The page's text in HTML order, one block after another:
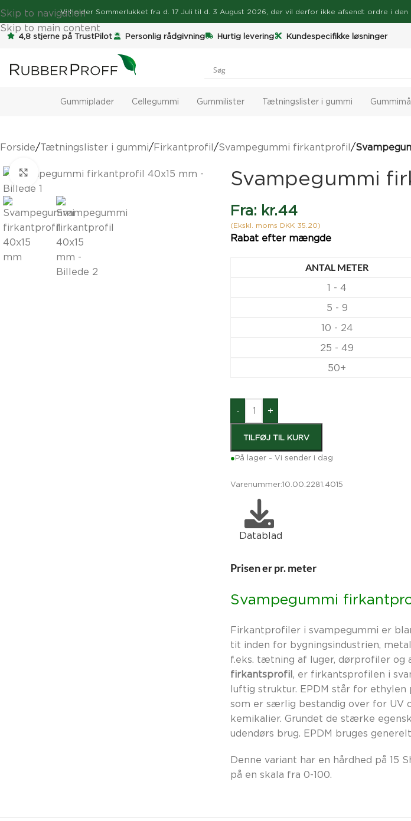
Skip to navigation
Skip to main content
Vi holderSommerlukket fra d. 17 Juli til d. 3 August 2026, der vil derfor ikke afsendt ordre i
4,8 stjerne på TrustPilot Personlig rådgivning Hurtig levering Kundespecifikke løsninger
Gummiplader Cellegummi Gummilister Tætningslister i gummi
Forside/Tætningslister i gummi/Firkantprofil/Svampegummi firkantprofil/
Klik for at forstørre Svampegummi
Fra: kr.44
(Ekskl. moms DKK 35.20)
Rabat efter mængde
ANTAL METER
1 - 4
5 - 9
10 - 24
25 - 49
50+
- +
TILFØJ TIL KURV
●På lager - Vi sender i dag
Varenummer:10.00.2281.4015
Datablad
Prisen er pr. meter
Svampegummi
Firkantprofiler i svampegummi er
tit inden for bygningsindustrien,
f.eks. tætning af luger, dørprofiler og
firkantsprofil, er firkantsprofilen i
luftig struktur. EPDM står for ethylen
som er særlig bestandig over for UV
kemikalier. Grundet de stærke
udendørs brug. EPDM bruges
Denne variant har en hårdhed på 15
på en skala fra 0-100.